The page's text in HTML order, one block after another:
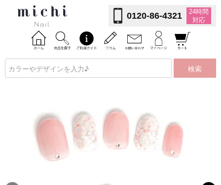
0120-86-4321
24時間
対応
検索